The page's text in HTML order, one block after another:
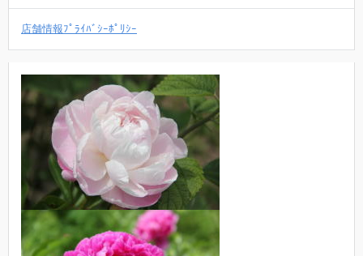
店舗情報ﾌﾟﾗｲﾊﾞｼｰﾎﾟﾘｼｰ